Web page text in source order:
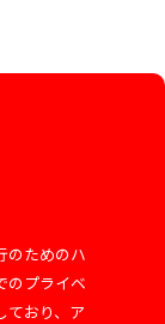
のためのハ
のプライベ
ており、ア